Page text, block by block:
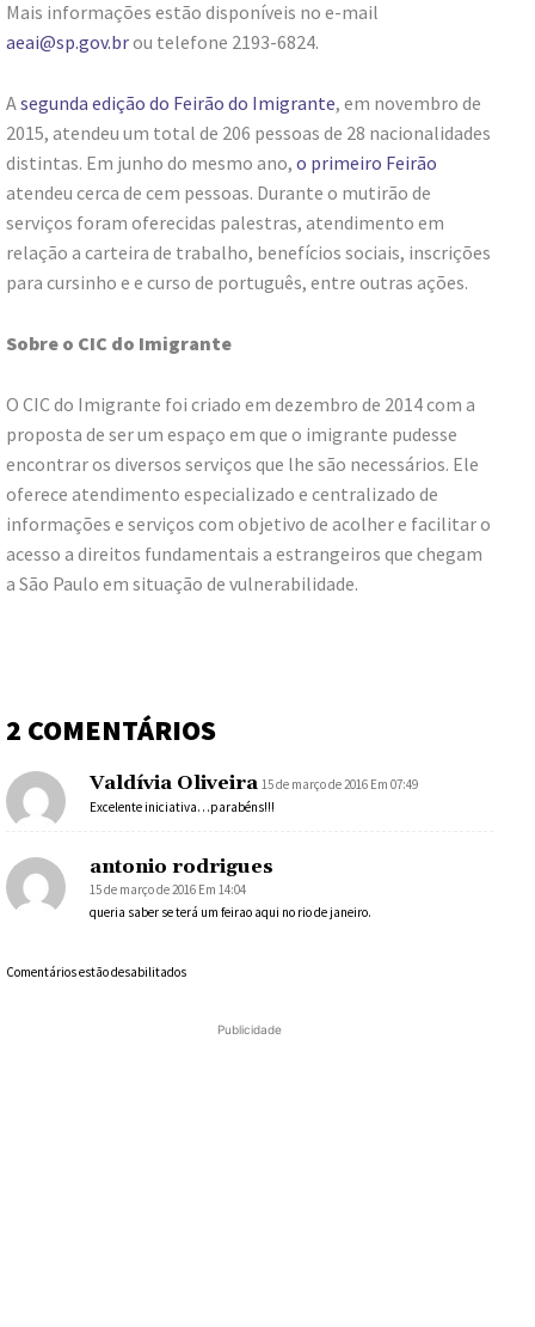
Mais informações estão disponíveis no e-mail
aeai@sp.gov.brou telefone 2193-6824.
Asegunda edição do Feirão do Imigrante, em novembro de
2015, atendeu um total de 206 pessoas de 28 nacionalidades
distintas. Em junho do mesmo ano, o primeiro Feirão
atendeu cerca de cem pessoas. Durante o mutirão de
serviços foram oferecidas palestras, atendimento em
relação a carteira de trabalho, benefícios sociais, inscrições
para cursinho e e curso de português, entre outras ações.
Sobre o CIC do Imigrante
O CIC do Imigrante foi criado em dezembro de 2014 com a
proposta de ser um espaço em que o imigrante pudesse
encontrar os diversos serviços que lhe são necessários. Ele
oferece atendimento especializado e centralizado de
informações e serviços com objetivo de acolher e facilitar o
acesso a direitos fundamentais a estrangeiros que chegam
a São Paulo em situação de vulnerabilidade.
2 COMENTÁRIOS
Valdívia Oliveira 15 de março de 2016 Em 07:49
Excelente iniciativa…parabéns!!!
antonio rodrigues
15 de março de 2016 Em 14:04
queria saber se terá um feirao aqui no rio de janeiro.
Comentários estão desabilitados
Publicidade